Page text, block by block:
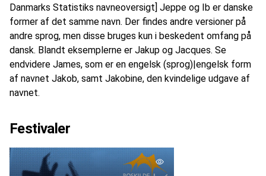
Danmarks Statistiks navneoversigt] Jeppe og Ib er danske
former af det samme navn. Der findes andre versioner på
andre sprog, men disse bruges kun i beskedent omfang på
dansk. Blandt eksemplerne er Jakup og Jacques. Se
endvidere James, som er en engelsk (sprog)|engelsk form
af navnet Jakob, samt Jakobine, den kvindelige udgave af
navnet.
Festivaler